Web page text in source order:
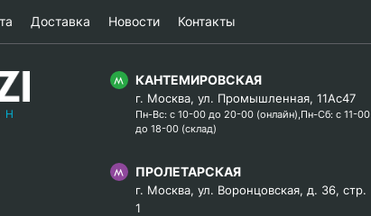
Доставка Новости Контакты
КАНТЕМИРОВСКАЯ
г. Москва, ул. Промышленная, 11Ас47
Пн-Вс: с 10-00 до 20-00 (онлайн),Пн-Сб: с 11-00
до 18-00 (склад)
ПРОЛЕТАРСКАЯ
г. Москва, ул. Воронцовская, д. 36, стр.
1